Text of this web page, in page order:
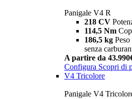
Panigale V4 R
218 CV
114,5 Nm
186,5 kg
senza
A partire da
Configura Scopri di
V4 Tricolore
Panigale V4